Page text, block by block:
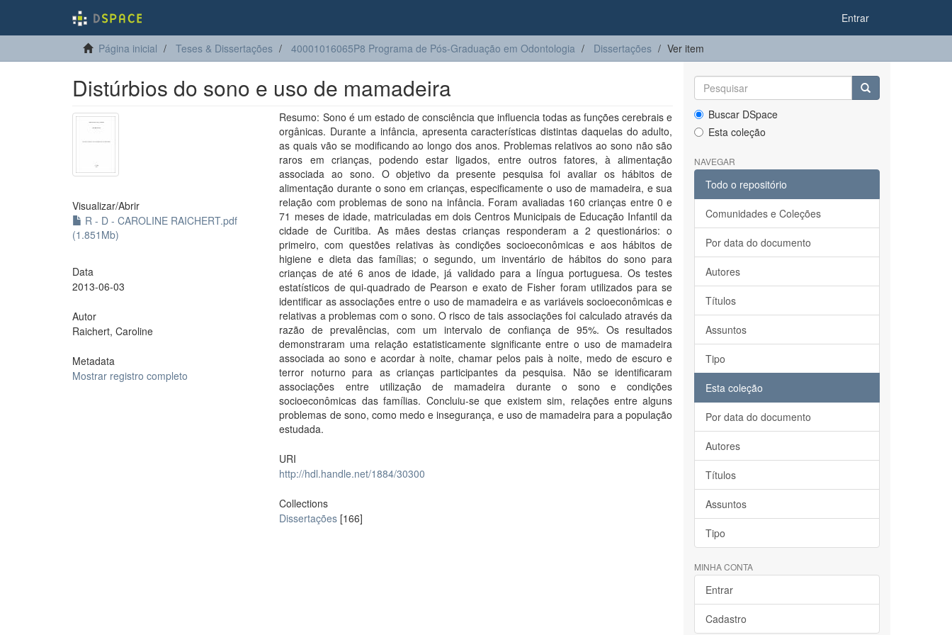
Entrar
Página inicial Teses & Dissertações 40001016065P8 Programa de Pós-Graduação em Odontologia Dissertações Ver item
Distúrbios do sono e uso de mamadeira
Visualizar/Abrir
R - D - CAROLINE RAICHERT.pdf
(1.851Mb)
Data
2013-06-03
Autor
Raichert, Caroline
Metadata
Mostrar registro completo
Resumo: Sono é um estado de consciência que influencia todas as funções cerebrais e
orgânicas. Durante a infância, apresenta características distintas daquelas do adulto,
as quais vão se modificando ao longo dos anos. Problemas relativos ao sono não são
raros em crianças, podendo estar ligados, entre outros fatores, à alimentação
associada ao sono. O objetivo da presente pesquisa foi avaliar os hábitos de
alimentação durante o sono em crianças, especificamente o uso de mamadeira, e sua
relação com problemas de sono na infância. Foram avaliadas 160 crianças entre 0 e
71 meses de idade, matriculadas em dois Centros Municipais de Educação Infantil da
cidade de Curitiba. As mães destas crianças responderam a 2 questionários: o
primeiro, com questões relativas às condições socioeconômicas e aos hábitos de
higiene e dieta das famílias; o segundo, um inventário de hábitos do sono para
crianças de até 6 anos de idade, já validado para a língua portuguesa. Os testes
estatísticos de qui-quadrado de Pearson e exato de Fisher foram utilizados para se
identificar as associações entre o uso de mamadeira e as variáveis socioeconômicas e
relativas a problemas com o sono. O risco de tais associações foi calculado através da
razão de prevalências, com um intervalo de confiança de 95%. Os resultados
demonstraram uma relação estatisticamente significante entre o uso de mamadeira
associada ao sono e acordar à noite, chamar pelos pais à noite, medo de escuro e
terror noturno para as crianças participantes da pesquisa. Não se identificaram
associações entre utilização de mamadeira durante o sono e condições
socioeconômicas das famílias. Concluiu-se que existem sim, relações entre alguns
problemas de sono, como medo e insegurança, e uso de mamadeira para a população
estudada.
URI
http://hdl.handle.net/1884/30300
Collections
Dissertações [166]
Buscar DSpace
Esta coleção
NAVEGAR
Todo o repositório
Comunidades e Coleções
Por data do documento
Autores
Títulos
Assuntos
Tipo
Esta coleção
Por data do documento
Autores
Títulos
Assuntos
Tipo
MINHA CONTA
Entrar
Cadastro